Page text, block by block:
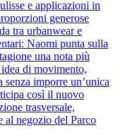
e applicazioni in
generose
tra urbanwear e
Naomi punta sulla
una nota più
di movimento,
senza imporre un’unica
così il nuovo
trasversale,
al negozio del Parco